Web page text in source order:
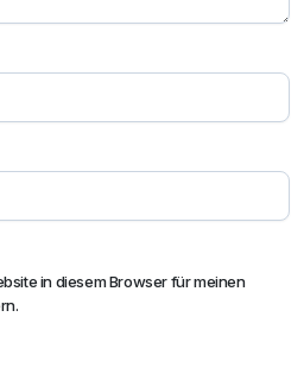
in diesem Browser für meinen